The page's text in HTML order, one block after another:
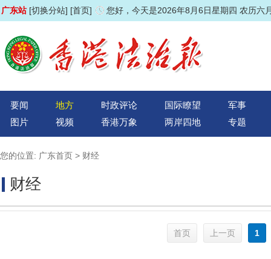
广东站 [切换分站] [首页] 您好，今天是2026年8月6日星期四 农历六
要闻 地方 时政评论 国际瞭望
军事
图片
视频 香港万象 两岸四地 专题
您的位置: 广东首页 > 财经
财经
首页 1